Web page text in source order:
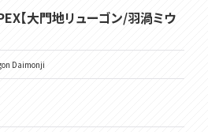
【大門地リューゴン/羽渦ミウ
Daimonji